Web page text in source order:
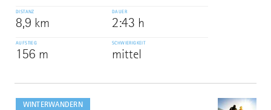
DISTANZ
8,9 km
DAUER
2:43 h
AUFSTIEG
156 m
SCHWIERIGKEIT
mittel
WINTERWANDERN
dazu